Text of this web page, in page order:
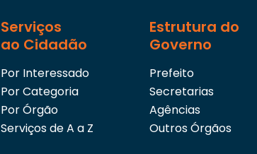
Serviços
ao Cidadão
Por Interessado
Por Categoria
Por Órgão
Serviços de A a Z
Estrutura do
Governo
Prefeito
Secretarias
Agências
Outros Órgãos